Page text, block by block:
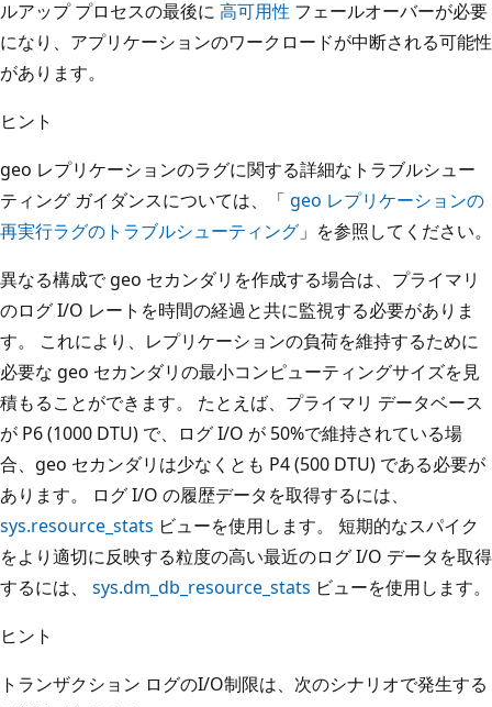
ルアップ プロセスの最後に 高可用性 フェールオーバーが必要
になり、アプリケーションのワークロードが中断される可能性
があります。
ヒント
geo レプリケーションのラグに関する詳細なトラブルシュー
ティング ガイダンスについては、「 geo レプリケーションの
再実行ラグのトラブルシューティング 」を参照してください。
異なる構成で geo セカンダリを作成する場合は、プライマリ
のログ I/O レートを時間の経過と共に監視する必要がありま
す。 これにより、レプリケーションの負荷を維持するために
必要な geo セカンダリの最小コンピューティングサイズを見
積もることができます。 たとえば、プライマリ データベース
が P6 (1000 DTU) で、ログ I/O が 50%で維持されている場
合、geo セカンダリは少なくとも P4 (500 DTU) である必要が
あります。 ログ I/O の履歴データを取得するには、
sys.resource_stats ビューを使用します。 短期的なスパイク
をより適切に反映する粒度の高い最近のログ I/O データを取得
するには、 sys.dm_db_resource_stats ビューを使用します。
ヒント
トランザクション ログのI/O制限は、次のシナリオで発生する